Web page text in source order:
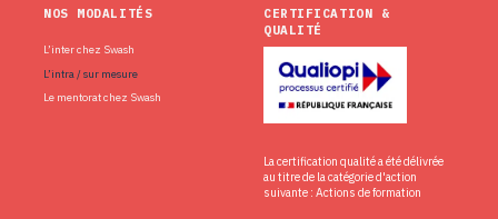
NOS MODALITÉS
L’inter chez Swash
L’intra / sur mesure
Le mentorat chez Swash
CERTIFICATION &
QUALITÉ
La certification qualité a été délivrée
au titre de la catégorie d'action
suivante : Actions de formation